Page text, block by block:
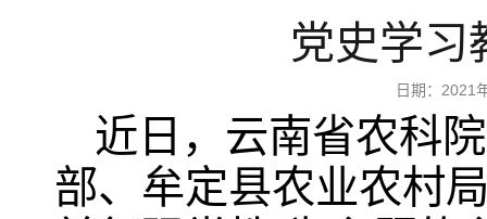
党史学习
日期：
近日，云南省农科
部、牟定县农业农村